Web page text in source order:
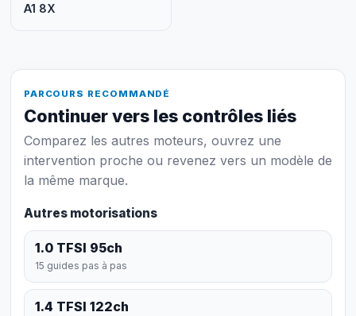
A1 8X
PARCOURS RECOMMANDÉ
Continuer vers les contrôles liés
Comparez les autres moteurs, ouvrez une
intervention proche ou revenez vers un modèle de
la même marque.
Autres motorisations
1.0 TFSI 95ch
15 guides pas à pas
1.4 TFSI 122ch